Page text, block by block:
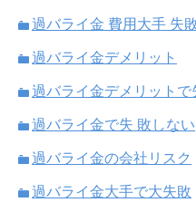
過バライ金 費用大手 失
過バライ金デメリット
過バライ金デメリットで
過バライ金で失 敗しない
過バライ金の会社リスク
過バライ金大手で大失敗